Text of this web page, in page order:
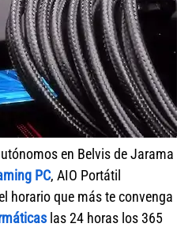
en Belvis de Jarama
PC, AIO Portátil
horario que más te convenga
las 24 horas los 365